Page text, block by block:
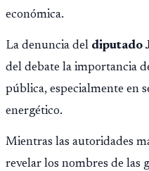
económica.
La denuncia del diputado
del debate la importancia
pública, especialmente en
energético.
Mientras las autoridades
revelar los nombres de las